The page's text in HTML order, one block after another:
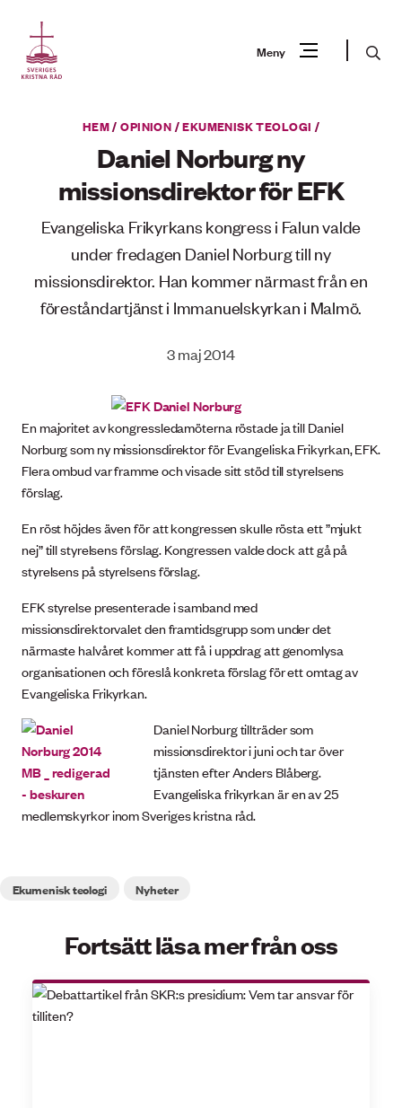
innehåll
Meny Sök
HEM/OPINION /EKUMENISK TEOLOGI /
Daniel Norburg ny
missionsdirektor för EFK
Evangeliska Frikyrkans kongress i Falun valde
under fredagen Daniel Norburg till ny
missionsdirektor. Han kommer närmast från en
föreståndartjänst i Immanuelskyrkan i Malmö.
3 maj 2014
En majoritet av kongressledamöterna röstade ja till Daniel
Norburg som ny missionsdirektor för Evangeliska Frikyrkan, EFK.
Flera ombud var framme och visade sitt stöd till styrelsens
förslag.
En röst höjdes även för att kongressen skulle rösta ett ”mjukt
nej” till styrelsens förslag. Kongressen valde dock att gå på
styrelsens på styrelsens förslag.
EFK styrelse presenterade i samband med
missionsdirektorvalet den framtidsgrupp som under det
närmaste halvåret kommer att få i uppdrag att genomlysa
organisationen och föreslå konkreta förslag för ett omtag av
Evangeliska Frikyrkan.
Daniel Norburg tillträder som
missionsdirektor i juni och tar över
tjänsten efter Anders Blåberg.
Evangeliska frikyrkan är en av 25
medlemskyrkor inom Sveriges kristna råd.
Ekumenisk teologi Nyheter
Fortsätt läsa mer från oss